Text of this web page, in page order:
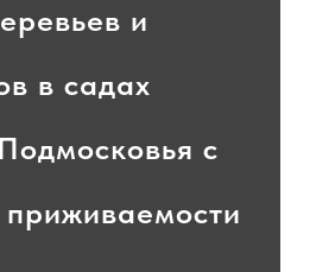
и
в садах
с
приживаемости